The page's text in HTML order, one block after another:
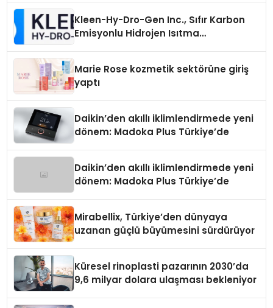
Kleen-Hy-Dro-Gen Inc., Sıfır Karbon
Emisyonlu Hidrojen Isıtma
Marie Rose kozmetik sektörüne giriş
yaptı
Daikin’den akıllı iklimlendirmede yeni
dönem: Madoka Plus Türkiye’de
Daikin’den akıllı iklimlendirmede yeni
dönem: Madoka Plus Türkiye’de
Mirabellix, Türkiye’den dünyaya
uzanan güçlü büyümesini sürdürüyor
Küresel rinoplasti pazarının 2030’da
9,6 milyar dolara ulaşması bekleniyor